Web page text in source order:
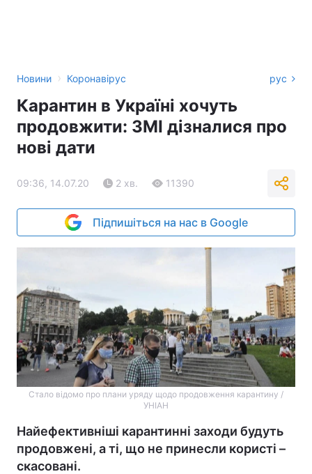
Новини › Коронавірус рус
Карантин в Україні хочуть
продовжити: ЗМІ дізналися про
нові дати
09:36, 14.07.20 2 хв. 11390
Підпишіться на нас в Google
Стало відомо про плани уряду щодо продовження карантину /
УНІАН
Найефективніші карантинні заходи будуть
продовжені, а ті, що не принесли користі –
скасовані.